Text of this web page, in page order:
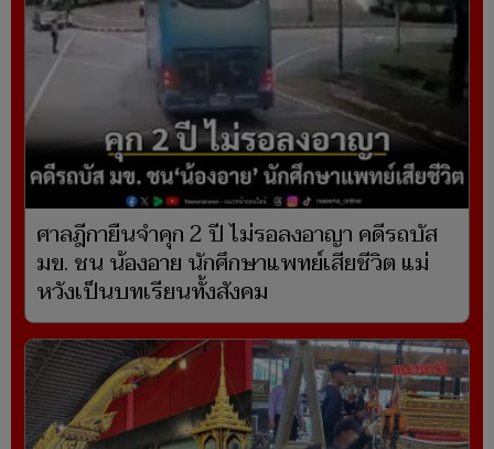
ศาลฎีกายืนจำคุก 2 ปี ไม่รอลงอาญา คดีรถบัส
มข. ชน น้องอาย นักศึกษาแพทย์เสียชีวิต แม่
หวังเป็นบทเรียนทั้งสังคม